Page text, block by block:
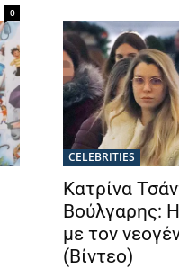
0
CELEBRITIES
Κατρίνα
Βούλγαρης:
με τον
(Βίντεο)